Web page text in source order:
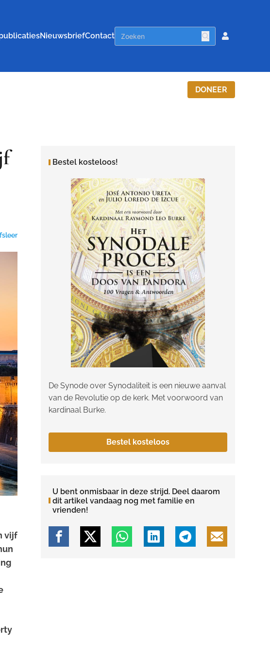
NieuwsbriefContact
DONEER
vijf
Bestel kosteloos!
De Synode over Synodaliteit is een nieuwe aanval
van de Revolutie op de kerk. Met voorwoord van
kardinaal Burke.
Bestel kosteloos
U bent onmisbaar in deze strijd. Deel daarom
dit artikel vandaag nog met familie en
vrienden!